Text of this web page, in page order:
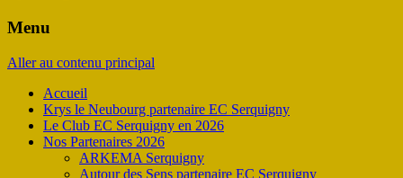
Menu
Aller au contenu principal
Accueil
Krys le Neubourg partenaire EC Serquigny
Le Club EC Serquigny en 2026
Nos Partenaires 2026
ARKEMA Serquigny
Autour des Sens partenaire EC Serquigny